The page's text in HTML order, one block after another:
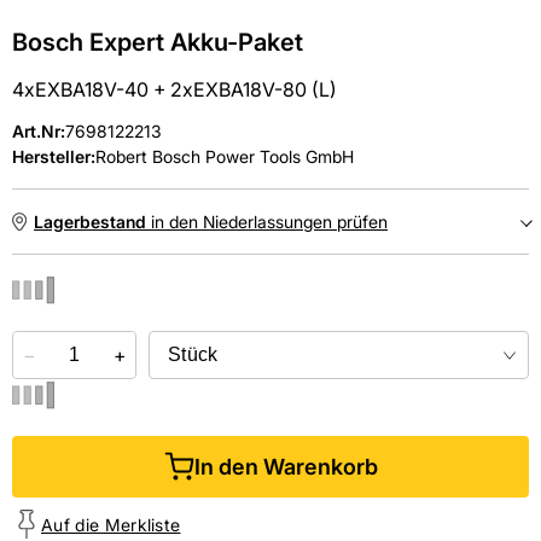
Bosch Expert Akku-Paket
4xEXBA18V-40 + 2xEXBA18V-80 (L)
Art.Nr:7698122213
Hersteller:Robert Bosch Power Tools GmbH
Lagerbestand in den Niederlassungen prüfen
Online kaufen &kostenlos
− +
In den Warenkorb
Auf die Merkliste